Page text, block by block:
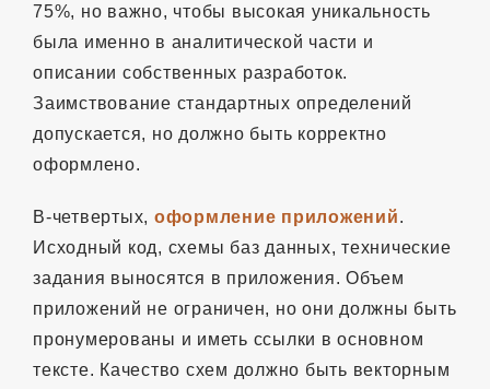
75%, но важно, чтобы высокая уникальность
была именно в аналитической части и
описании собственных разработок.
Заимствование стандартных определений
допускается, но должно быть корректно
оформлено.
В-четвертых, оформление приложений.
Исходный код, схемы баз данных, технические
задания выносятся в приложения. Объем
приложений не ограничен, но они должны быть
пронумерованы и иметь ссылки в основном
тексте. Качество схем должно быть векторным